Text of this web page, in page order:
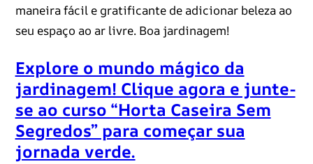
maneira fácil e gratificante de adicionar beleza ao
seu espaço ao ar livre. Boa jardinagem!
Explore o mundo mágico da
jardinagem! Clique agora e junte-
se ao curso “Horta Caseira Sem
Segredos” para começar sua
jornada verde.